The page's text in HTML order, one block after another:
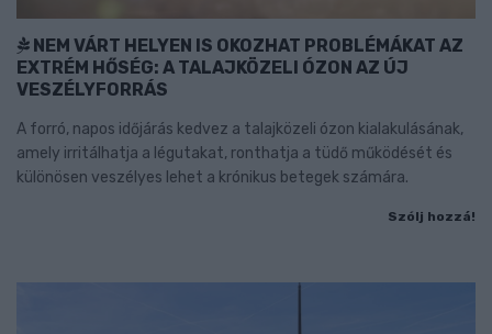
NEM VÁRT HELYEN IS OKOZHAT PROBLÉMÁKAT AZ
EXTRÉM HŐSÉG: A TALAJKÖZELI ÓZON AZ ÚJ
VESZÉLYFORRÁS
A forró, napos időjárás kedvez a talajközeli ózon kialakulásának,
amely irritálhatja a légutakat, ronthatja a tüdő működését és
különösen veszélyes lehet a krónikus betegek számára.
Szólj hozzá!